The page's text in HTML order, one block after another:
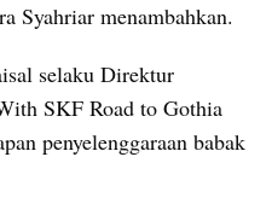
Syahriar menambahkan.
selaku Direktur
SKF Road to Gothia
penyelenggaraan babak